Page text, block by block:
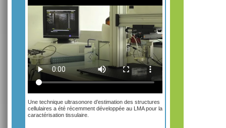
Une technique ultrasonore d’estimation des structures
cellulaires a été récemment développée au LMA pour la
caractérisation tissulaire.